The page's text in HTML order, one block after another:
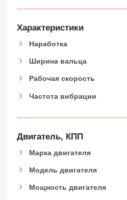
Характеристики
Наработка
Ширина вальца
Рабочая скорость
Частота вибрации
Двигатель, КПП
Марка двигателя
Модель двигателя
Мощность двигателя